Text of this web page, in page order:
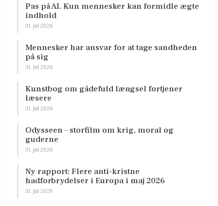
Pas på AI. Kun mennesker kan formidle ægte
indhold
31. jul 2026
Mennesker har ansvar for at tage sandheden
på sig
31. jul 2026
Kunstbog om gådefuld længsel fortjener
læsere
31. jul 2026
Odysseen – storfilm om krig, moral og
guderne
31. jul 2026
Ny rapport: Flere anti-kristne
hadforbrydelser i Europa i maj 2026
31. jul 2026